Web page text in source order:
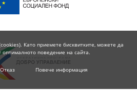
Като приемете бисквитките, можете да
оптималното поведение на сайта.
Отказ Повече информация